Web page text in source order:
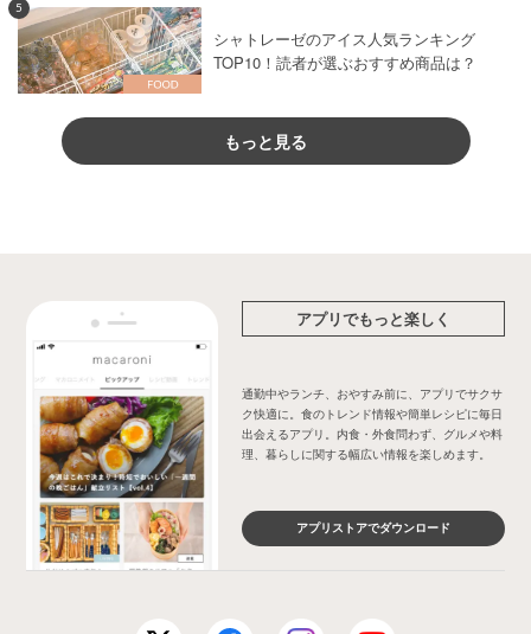
5
シャトレーゼのアイス人気ランキング
TOP10！読者が選ぶおすすめ商品は？
もっと見る
アプリでもっと楽しく
通勤中やランチ、おやすみ前に、アプリでサクサ
ク快適に。食のトレンド情報や簡単レシピに毎日
出会えるアプリ。内食・外食問わず、グルメや料
理、暮らしに関する幅広い情報を楽しめます。
アプリストアでダウンロード